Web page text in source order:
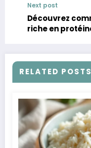
Next post
Découvrez
riche en
RELATED POSTS